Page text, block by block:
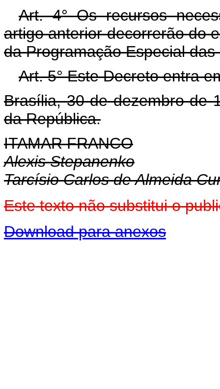
Art. 4° Os recursos
artigo anterior decorrerão do
da Programação Especial
Art. 5° Este Decreto entra
Brasília, 30 de dezembro de
da República.
ITAMAR FRANCO
Alexis Stepanenko
Tarcísio Carlos de Almeida
Este texto não substitui o
Download para anexos